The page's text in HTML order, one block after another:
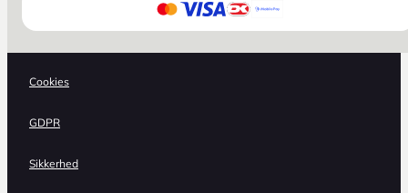
Cookies
GDPR
Sikkerhed